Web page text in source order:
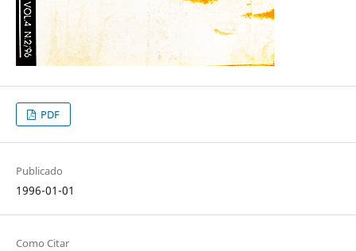
PDF
Publicado
1996-01-01
Como Citar